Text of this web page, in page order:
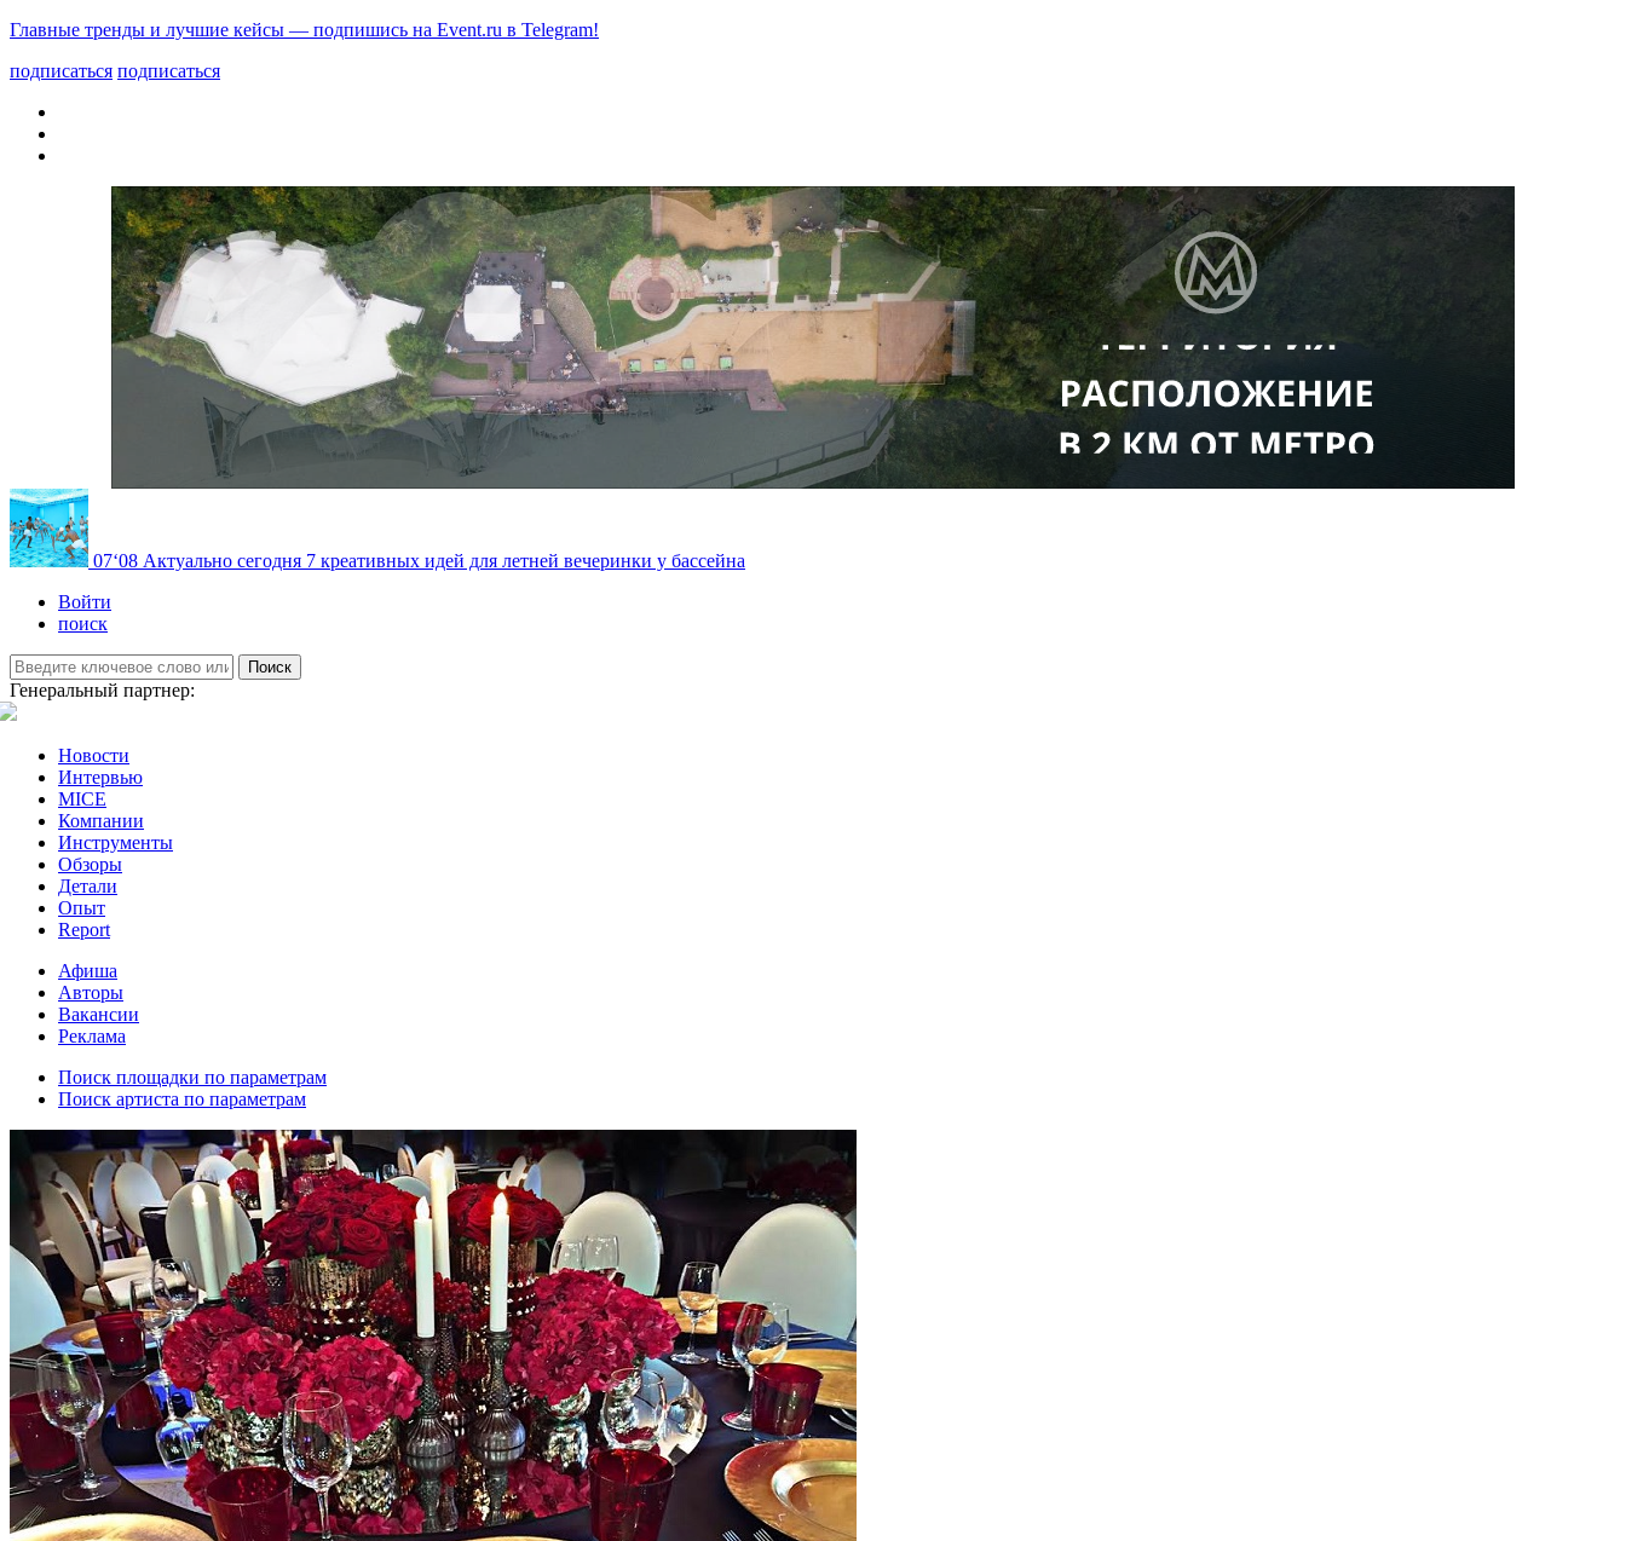
Главные тренды и лучшие кейсы — подпишись на Event.ru в Telegram!
подписаться подписаться
07‘08 Актуально сегодня 7 креативных идей для летней вечеринки у бассейна
Войти
поиск
Поиск
Генеральный партнер:
Новости
Интервью
MICE
Компании
Инструменты
Обзоры
Детали
Опыт
Report
Афиша
Авторы
Вакансии
Реклама
Поиск площадки по параметрам
Поиск артиста по параметрам